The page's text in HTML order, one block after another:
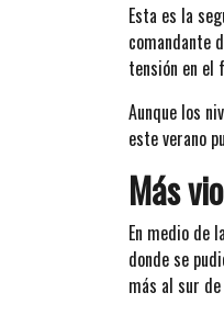
Esta es la
comandante
tensión en el
Aunque los
este verano
Más
En medio de
donde se
más al sur